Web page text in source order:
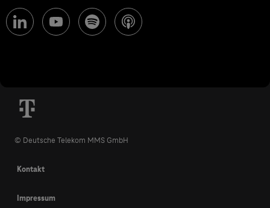
© Deutsche Telekom MMS GmbH
Kontakt
Impressum